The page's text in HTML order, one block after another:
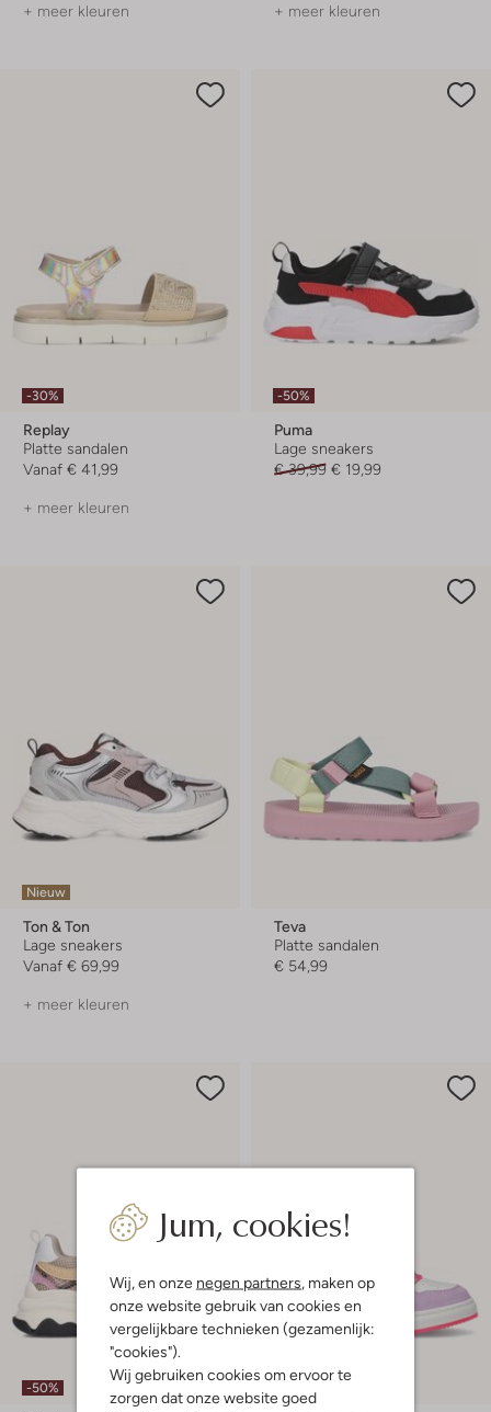
Jum, cookies!
Wij, en onze negen partners , maken op
onze website gebruik van cookies en
vergelijkbare technieken (gezamenlijk:
"cookies").
Wij gebruiken cookies om ervoor te
zorgen dat onze website goed
+ meer kleuren + meer kleuren
-30%
Replay
Platte sandalen
Vanaf € 41,99
+ meer kleuren
-50%
Puma
Lage sneakers
€ 39,99 € 19,99
Nieuw
Ton & Ton
Lage sneakers
Vanaf € 69,99
+ meer kleuren
Teva
Platte sandalen
€ 54,99
-50%